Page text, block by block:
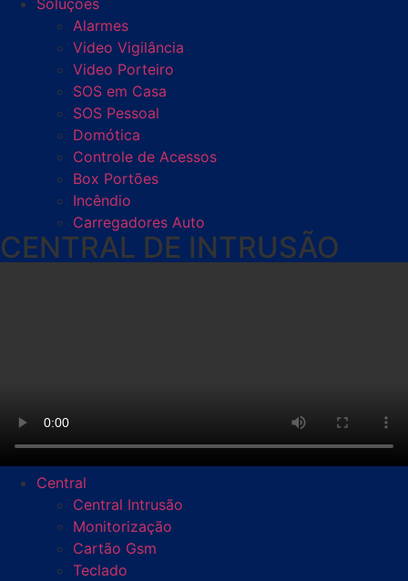
Soluções
Alarmes
Video Vigilância
Video Porteiro
SOS em Casa
SOS Pessoal
Domótica
Controle de Acessos
Box Portões
Incêndio
Carregadores Auto
CENTRAL DE INTRUSÃO
Central
Central Intrusão
Monitorização
Cartão Gsm
Teclado